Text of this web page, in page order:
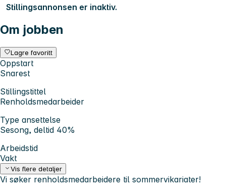
Stillingsannonsen er inaktiv.
Om jobben
Lagre favoritt
Oppstart
Snarest
Stillingstittel
Renholdsmedarbeider
Type ansettelse
Sesong, deltid 40%
Arbeidstid
Vakt
Vis flere detaljer
Vi søker renholdsmedarbeidere til sommervikariater!